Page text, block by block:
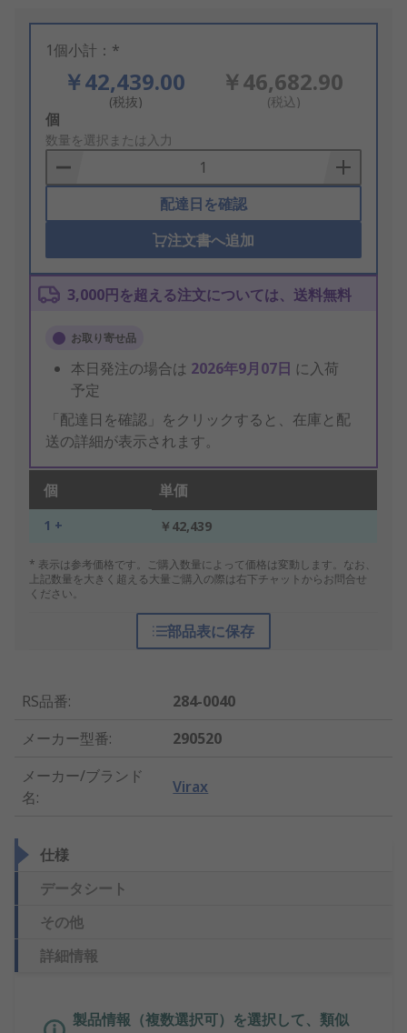
1個小計：*
￥42,439.00
(税抜)
￥46,682.90
(税込)
Add
to
Basket
個
数量を選択または入力
配達日を確認
注文書へ追加
3,000円を超える注文については、送料無料
お取り寄せ品
本日発注の場合は 2026年9月07日 に入荷
予定
「配達日を確認」をクリックすると、在庫と配
送の詳細が表示されます。
個 単価
1 + ￥42,439
* 表示は参考価格です。ご購入数量によって価格は変動します。なお、
上記数量を大きく超える大量ご購入の際は右下チャットからお問合せ
ください。
部品表に保存
RS品番:
284-0040
メーカー型番:
290520
メーカー/ブランド
名:
Virax
仕様
データシート
その他
詳細情報
製品情報（複数選択可）を選択して、類似